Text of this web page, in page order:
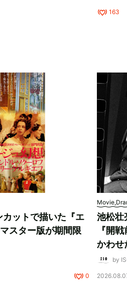
163
ットで描いた『エ
スター版が期間限
0
池松壮
『開
かわせ
by